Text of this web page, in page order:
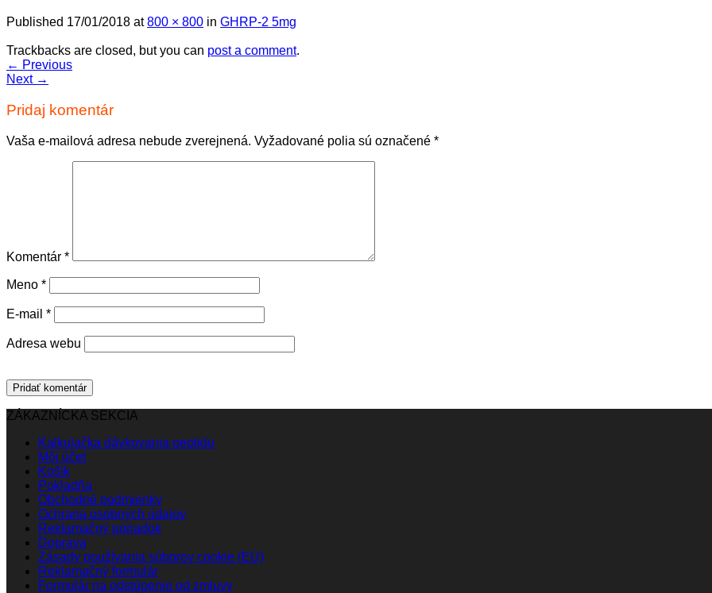
Published 17/01/2018 at800 × 800 in GHRP-2 5mg
Trackbacks are closed, but you can post a comment.
← Previous
Next →
Pridaj komentár
Vaša e-mailová adresa nebude zverejnená. Vyžadované polia sú označené *
Komentár *
Meno *
E-mail *
Adresa webu
ZÁKAZNÍCKA SEKCIA
Kalkulačka dávkovania peptidu
Môj účet
Košík
Pokladňa
Obchodné podmienky
Ochrana osobných údajov
Reklamačný poriadok
Doprava
Zásady používania súborov cookie (EÚ)
Reklamačný formulár
Formulár na odstúpenie od zmluvy